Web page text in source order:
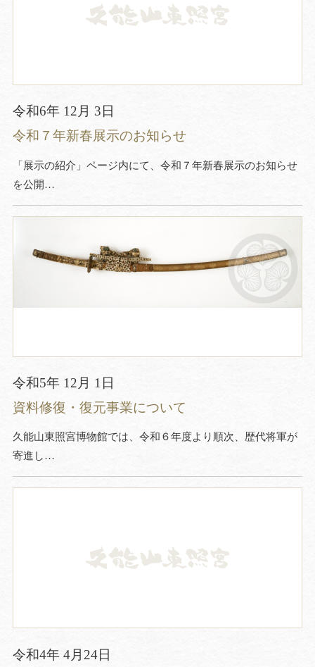
令和6年 12月 3日
令和７年新春展示のお知らせ
「展示の紹介」ページ内にて、令和７年新春展示のお知らせ
を公開…
令和5年 12月 1日
資料修復・復元事業について
久能山東照宮博物館では、令和６年度より順次、歴代将軍が
寄進し…
令和4年 4月24日